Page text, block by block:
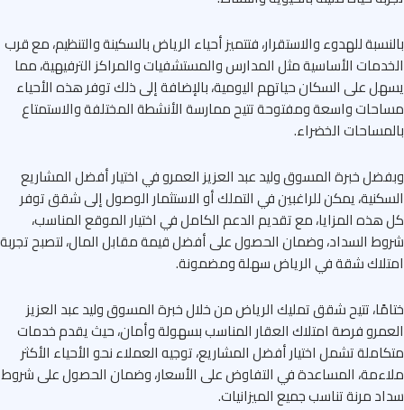
للهدوء والاستقرار، فتتميز أحياء الرياض بالسكينة والتنظيم، مع قرب
الأساسية مثل المدارس والمستشفيات والمراكز الترفيهية، مما
على السكان حياتهم اليومية، بالإضافة إلى ذلك توفر هذه الأحياء
واسعة ومفتوحة تتيح ممارسة الأنشطة المختلفة والاستمتاع
الخضراء.
خبرة المسوق وليد عبد العزيز العمرو في اختيار أفضل المشاريع
يمكن للراغبين في التملك أو الاستثمار الوصول إلى شقق توفر
المزايا، مع تقديم الدعم الكامل في اختيار الموقع المناسب،
السداد، وضمان الحصول على أفضل قيمة مقابل المال، لتصبح تجربة
شقة في الرياض سهلة ومضمونة.
تتيح شقق تمليك الرياض من خلال خبرة المسوق وليد عبد العزيز
فرصة امتلاك العقار المناسب بسهولة وأمان، حيث يقدم خدمات
تشمل اختيار أفضل المشاريع، توجيه العملاء نحو الأحياء الأكثر
المساعدة في التفاوض على الأسعار، وضمان الحصول على شروط
مرنة تناسب جميع الميزانيات.